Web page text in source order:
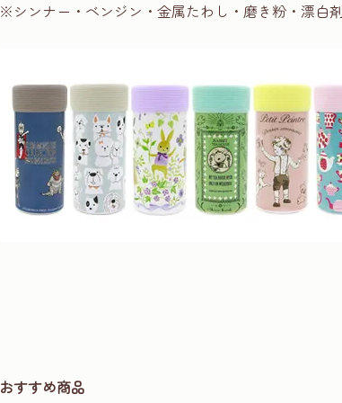
※シンナー・ベンジン・金属たわし・磨き粉・漂白
おすすめ商品